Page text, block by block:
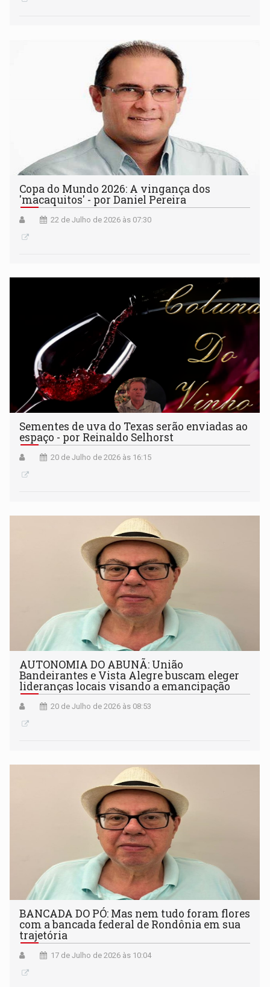
Copa do Mundo 2026: A vingança dos
'macaquitos' - por Daniel Pereira
22 de Julho de 2026 às 07:30
Sementes de uva do Texas serão enviadas ao
espaço - por Reinaldo Selhorst
20 de Julho de 2026 às 16:15
AUTONOMIA DO ABUNÃ: União
Bandeirantes e Vista Alegre buscam eleger
lideranças locais visando a emancipação
20 de Julho de 2026 às 08:53
BANCADA DO PÓ: Mas nem tudo foram flores
com a bancada federal de Rondônia em sua
trajetória
17 de Julho de 2026 às 10:04